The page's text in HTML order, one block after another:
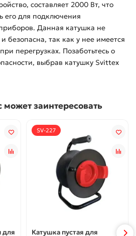
составляет 2000 Вт, что
его для подключения
Данная катушка не
безопасна, так как у нее имеется
перегрузках. Позаботьтесь о
выбрав катушку Svittex
может заинтересовать
для
SV-227
Катушка пустая для